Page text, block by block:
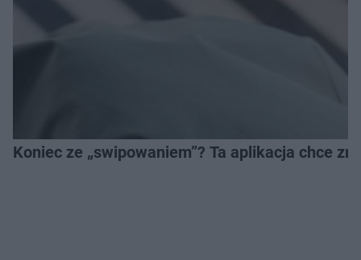
Koniec ze „swipowaniem”? Ta aplikacja chce